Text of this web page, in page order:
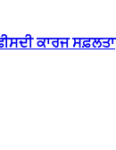
ਕਾਰਜ